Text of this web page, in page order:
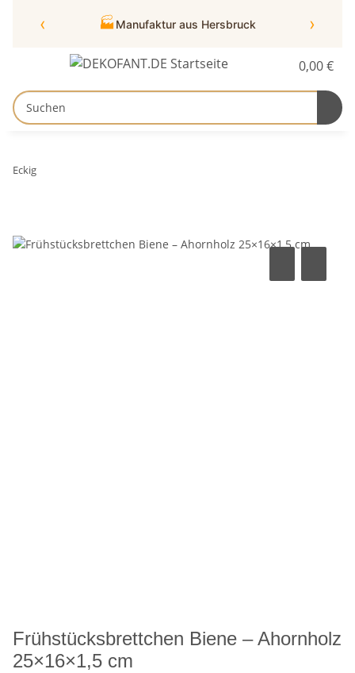
‹ 🏭 Manufaktur aus Hersbruck ›
0,00 €
Eckig
Frühstücksbrettchen Biene – Ahornholz
25×16×1,5 cm